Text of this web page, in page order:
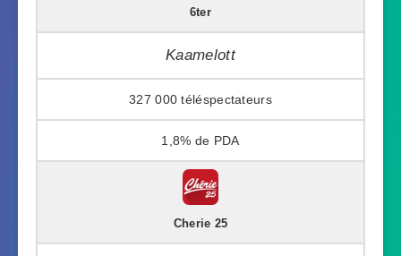
6ter
Kaamelott
327 000
1,8%
Cherie 25